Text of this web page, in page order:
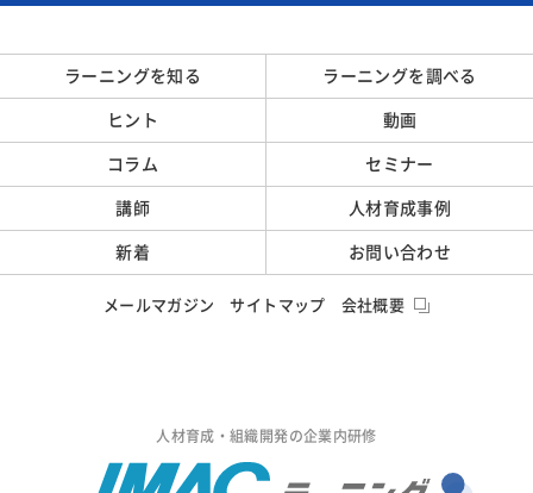
人材育成・組織開発の企業内研修
ラーニングを知る ラーニングを調べる
ヒント 動画
コラム セミナー
講師 人材育成事例
新着 お問い合わせ
メールマガジン サイトマップ 会社概要